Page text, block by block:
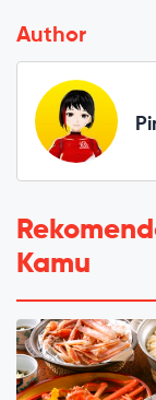
Author
Kamu